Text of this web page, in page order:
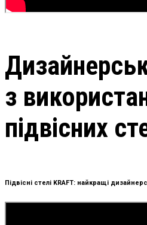
з
підвісних
Підвісні стелі KRAFT: найкращі